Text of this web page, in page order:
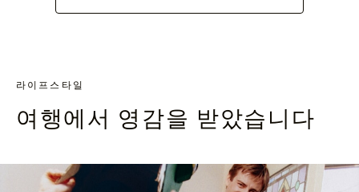
라이프스타일
여행에서 영감을 받았습니다